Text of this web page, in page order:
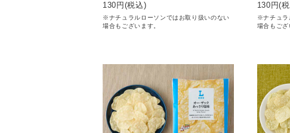
130 円(税込)
※ナチュラルローソンではお取り扱いのない
場合もございます。
130 円(
※ナチュラ
場合もござ